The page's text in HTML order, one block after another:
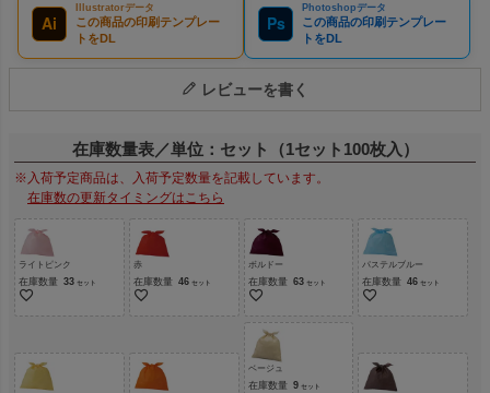
Ai
Illustratorデータ
この商品の印刷テンプレー
トをDL
Ps
Photoshopデータ
この商品の印刷テンプレー
トをDL
レビューを書く
在庫数量表／単位：セット（1セット100枚入）
※入荷予定商品は、入荷予定数量を記載しています。
在庫数の更新タイミングはこちら
ライトピンク
在庫数量 33
赤
在庫数量 46
ボルドー
在庫数量 63
パステルブルー
在庫数量 46
ベージュ
在庫数量 9